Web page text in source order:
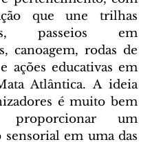
que une trilhas
passeios em
canoagem, rodas de
ações educativas em
Atlântica. A ideia
é muito bem
proporcionar um
em uma das